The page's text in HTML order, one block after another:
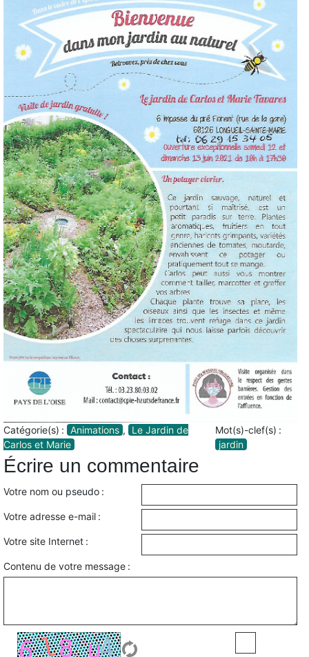
Catégorie(s) : Animations ,
Le Jardin de
Carlos et Marie
Mot(s)-clef(s) :
jardin
Écrire un commentaire
Votre nom ou pseudo :
Votre adresse e-mail :
Votre site Internet :
Contenu de votre message :